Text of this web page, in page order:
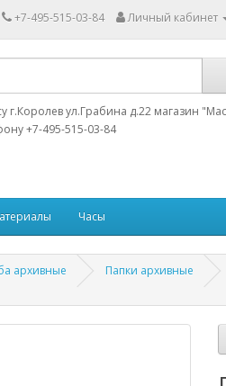
+7-495-515-03-84 Личный кабинет
г.Королев ул.Грабина д.22 магазин
+7-495-515-03-84
Часы
архивные
Папки архивные